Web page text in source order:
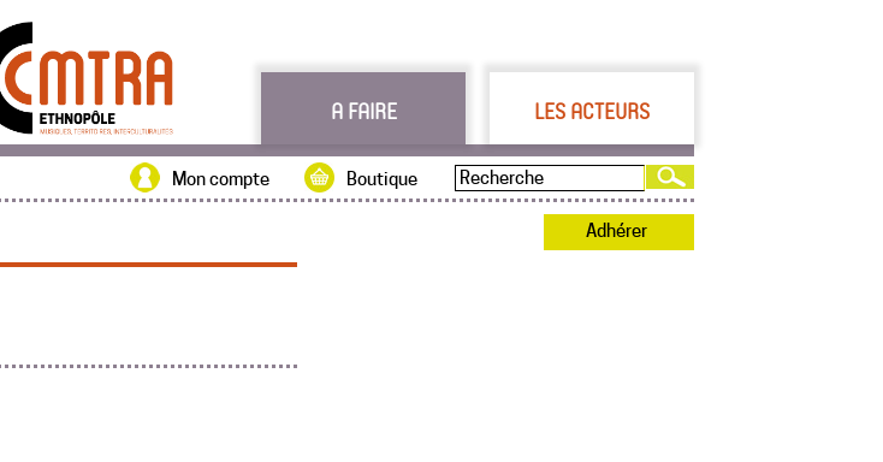
A FAIRE LES ACTEURS
Boutique
Mon compte
Adhérer